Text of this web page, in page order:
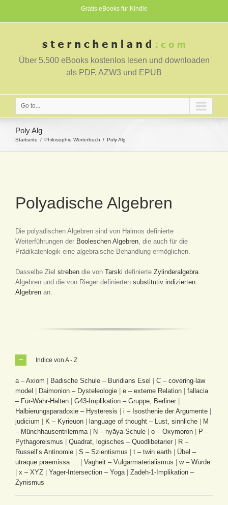
Gratis eBooks für Kindle
Über 5.500 eBooks kostenlos lesen und downloaden
als PDF, AZW3 und EPUB
Go to...
Poly Alg
Startseite Philosophie Wörterbuch Poly Alg
Polyadische Algebren
Die polyadischen Algebren sind von Halmos definierte
Weiterführungen der Booleschen Algebren , die auch für die
Prädikatenlogik eine algebraische Behandlung ermöglichen.
Dasselbe Ziel streben die von Tarski definierte Zylinderalgebra
Algebren und die von Rieger definierten substitutiv indizierten
Algebren an.
Indice von A - Z
a – Axiom Badische Schule – Buridians Esel
C – covering-law
model
Daimonion – Dysteleologie e – externe Relation
fallacia
– Für-Wahr-Halten
G43-Implikation – Gruppe, Berliner
Halbierungsparadoxie – Hysteresis
i – Isosthenie der Argumente
judicium
K – Kyrieuon language of thought – Lust, sinnliche
M
– Münchhausentrilemma
N – nyāya-Schule o – Oxymoron
P –
Pythagoreismus
Quadrat, logisches – Quodlibetarier
R –
Russell’s Antinomie
S – Szientismus t – twin earth
Übel –
utraque praemissa …
Vagheit – Vulgärmaterialismus
w – Würde
x – XYZ Yager-Intersection – Yoga
Zadeh-1-Implikation –
Zynismus